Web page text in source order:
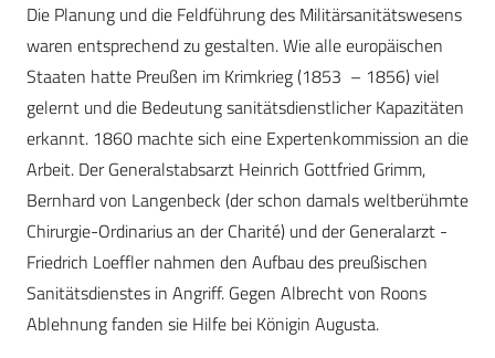
Die Planung und die Feldführung des Militärsanitätswesens
waren entsprechend zu gestalten. Wie alle europäischen
Staaten hatte Preußen im Krimkrieg (1853 – 1856) viel
gelernt und die Bedeutung sanitätsdienstlicher Kapazitäten
erkannt. 1860 machte sich eine Expertenkommission an die
Arbeit. Der Generalstabsarzt Heinrich Gottfried Grimm,
Bernhard von Langenbeck (der schon damals weltberühmte
Chirurgie-Ordinarius an der Charité) und der Generalarzt -
Friedrich Loeffler nahmen den Aufbau des preußischen
Sanitätsdienstes in Angriff. Gegen Albrecht von Roons
Ablehnung fanden sie Hilfe bei Königin Augusta.